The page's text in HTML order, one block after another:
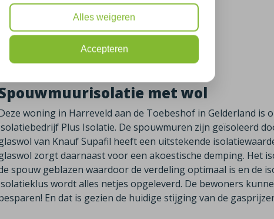
Harreveld, 03-11-2021
met wol
woning in Harreveld aan de Toebeshof in Gelderland is
Plus Isolatie. De spouwmuren zijn geïsoleerd
van Knauf Supafil heeft een uitstekende
zorgt daarnaast voor een akoestische demping. Het
spouw geblazen waardoor de verdeling optimaal is en de
wordt alles netjes opgeleverd. De bewoners
En dat is gezien de huidige stijging van de
Alles weigeren
Accepteren